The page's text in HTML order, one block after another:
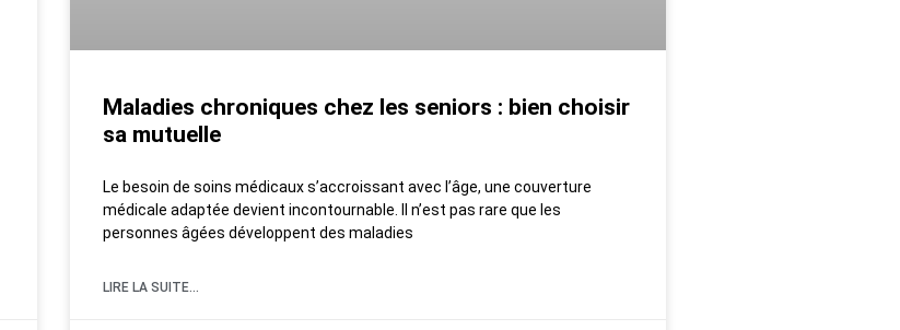
Maladies chroniques chez les seniors : bien choisir
sa mutuelle
Le besoin de soins médicaux s’accroissant avec l’âge, une couverture
médicale adaptée devient incontournable. Il n’est pas rare que les
personnes âgées développent des maladies
LIRE LA SUITE...